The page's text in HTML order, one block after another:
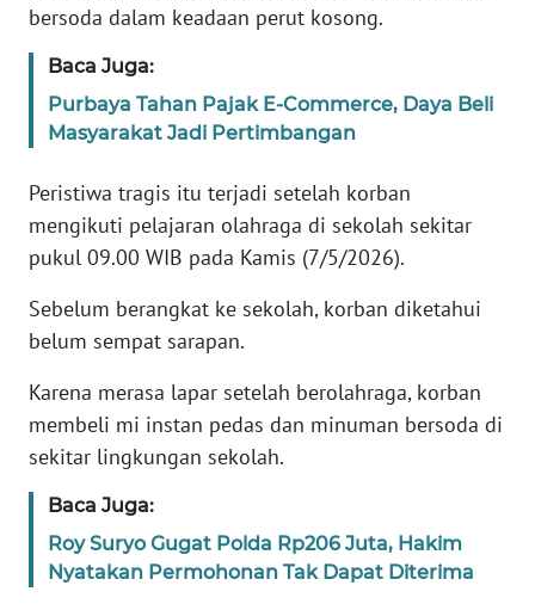
bersoda dalam keadaan perut kosong.
Baca Juga:
Purbaya Tahan Pajak E-Commerce, Daya Beli
Masyarakat Jadi Pertimbangan
Peristiwa tragis itu terjadi setelah korban
mengikuti pelajaran olahraga di sekolah sekitar
pukul 09.00 WIB pada Kamis (7/5/2026).
Sebelum berangkat ke sekolah, korban diketahui
belum sempat sarapan.
Karena merasa lapar setelah berolahraga, korban
membeli mi instan pedas dan minuman bersoda di
sekitar lingkungan sekolah.
Baca Juga:
Roy Suryo Gugat Polda Rp206 Juta, Hakim
Nyatakan Permohonan Tak Dapat Diterima
KAMI
PEDOMAN
SIBER
REDAKSI
KARIR
News
Regional
WN
SUMUT